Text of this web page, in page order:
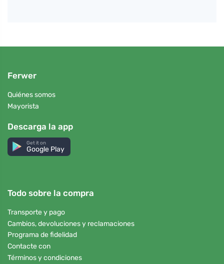
Ferwer
Quiénes somos
Mayorista
Descarga la app
Get it on
Google Play
Todo sobre la compra
Transporte y pago
Cambios, devoluciones y reclamaciones
Programa de fidelidad
Contacte con
Términos y condiciones